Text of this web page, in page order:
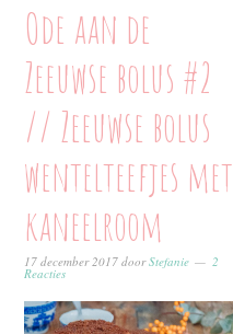
Ode aan de
Zeeuwse bolus #2
// Zeeuwse bolus
wentelteefjes met
kaneelroom
17 december 2017 doorStefanie 2
Reacties